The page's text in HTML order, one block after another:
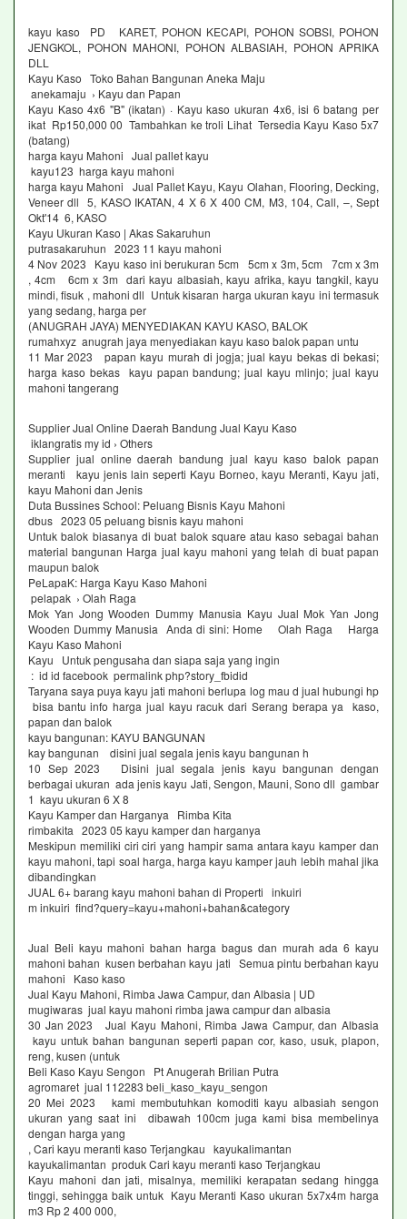
kayu kaso PD KARET, POHON KECAPI, POHON SOBSI, POHON
JENGKOL, POHON MAHONI, POHON ALBASIAH, POHON APRIKA
DLL
Kayu Kaso Toko Bahan Bangunan Aneka Maju
anekamaju › Kayu dan Papan
Kayu Kaso 4x6 "B" (ikatan) · Kayu kaso ukuran 4x6, isi 6 batang per
ikat Rp150,000 00 Tambahkan ke troli Lihat Tersedia Kayu Kaso 5x7
(batang)
harga kayu Mahoni Jual pallet kayu
kayu123 harga kayu mahoni
harga kayu Mahoni Jual Pallet Kayu, Kayu Olahan, Flooring, Decking,
Veneer dll 5, KASO IKATAN, 4 X 6 X 400 CM, M3, 104, Call, –, Sept
Okt'14 6, KASO
Kayu Ukuran Kaso | Akas Sakaruhun
putrasakaruhun 2023 11 kayu mahoni
4 Nov 2023 Kayu kaso ini berukuran 5cm 5cm x 3m, 5cm 7cm x 3m
, 4cm 6cm x 3m dari kayu albasiah, kayu afrika, kayu tangkil, kayu
mindi, fisuk , mahoni dll Untuk kisaran harga ukuran kayu ini termasuk
yang sedang, harga per
(ANUGRAH JAYA) MENYEDIAKAN KAYU KASO, BALOK
rumahxyz anugrah jaya menyediakan kayu kaso balok papan untu
11 Mar 2023 papan kayu murah di jogja; jual kayu bekas di bekasi;
harga kaso bekas kayu papan bandung; jual kayu mlinjo; jual kayu
mahoni tangerang
Supplier Jual Online Daerah Bandung Jual Kayu Kaso
iklangratis my id › Others
Supplier jual online daerah bandung jual kayu kaso balok papan
meranti kayu jenis lain seperti Kayu Borneo, kayu Meranti, Kayu jati,
kayu Mahoni dan Jenis
Duta Bussines School: Peluang Bisnis Kayu Mahoni
dbus 2023 05 peluang bisnis kayu mahoni
Untuk balok biasanya di buat balok square atau kaso sebagai bahan
material bangunan Harga jual kayu mahoni yang telah di buat papan
maupun balok
PeLapaK: Harga Kayu Kaso Mahoni
pelapak › Olah Raga
Mok Yan Jong Wooden Dummy Manusia Kayu Jual Mok Yan Jong
Wooden Dummy Manusia Anda di sini: Home Olah Raga Harga
Kayu Kaso Mahoni
Kayu Untuk pengusaha dan siapa saja yang ingin
: id id facebook permalink php?story_fbidid
Taryana saya puya kayu jati mahoni berlupa log mau d jual hubungi hp
bisa bantu info harga jual kayu racuk dari Serang berapa ya kaso,
papan dan balok
kayu bangunan: KAYU BANGUNAN
kay bangunan disini jual segala jenis kayu bangunan h
10 Sep 2023 Disini jual segala jenis kayu bangunan dengan
berbagai ukuran ada jenis kayu Jati, Sengon, Mauni, Sono dll gambar
1 kayu ukuran 6 X 8
Kayu Kamper dan Harganya Rimba Kita
rimbakita 2023 05 kayu kamper dan harganya
Meskipun memiliki ciri ciri yang hampir sama antara kayu kamper dan
kayu mahoni, tapi soal harga, harga kayu kamper jauh lebih mahal jika
dibandingkan
JUAL 6+ barang kayu mahoni bahan di Properti inkuiri
m inkuiri find?query=kayu+mahoni+bahan&category
Jual Beli kayu mahoni bahan harga bagus dan murah ada 6 kayu
mahoni bahan kusen berbahan kayu jati Semua pintu berbahan kayu
mahoni Kaso kaso
Jual Kayu Mahoni, Rimba Jawa Campur, dan Albasia | UD
mugiwaras jual kayu mahoni rimba jawa campur dan albasia
30 Jan 2023 Jual Kayu Mahoni, Rimba Jawa Campur, dan Albasia
kayu untuk bahan bangunan seperti papan cor, kaso, usuk, plapon,
reng, kusen (untuk
Beli Kaso Kayu Sengon Pt Anugerah Brilian Putra
agromaret jual 112283 beli_kaso_kayu_sengon
20 Mei 2023 kami membutuhkan komoditi kayu albasiah sengon
ukuran yang saat ini dibawah 100cm juga kami bisa membelinya
dengan harga yang
, Cari kayu meranti kaso Terjangkau kayukalimantan
kayukalimantan produk Cari kayu meranti kaso Terjangkau
Kayu mahoni dan jati, misalnya, memiliki kerapatan sedang hingga
tinggi, sehingga baik untuk Kayu Meranti Kaso ukuran 5x7x4m harga
m3 Rp 2 400 000,